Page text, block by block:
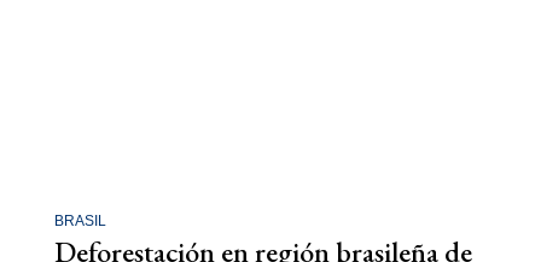
BRASIL
Deforestación en región brasileña de